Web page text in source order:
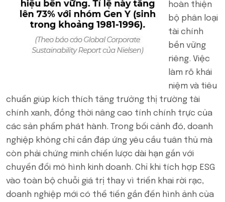
hoàn thiện
bộ phân loại
tài chính
bền vững
riêng. Việc
làm rõ khái
niệm và tiêu
chuẩn giúp kích thích tăng trưởng thị trường tài
chính xanh, đồng thời nâng cao tính chính trực của
các sản phẩm phát hành. Trong bối cảnh đó, doanh
nghiệp không chỉ cần đáp ứng yêu cầu tuân thủ mà
còn phải chứng minh chiến lược dài hạn gắn với
chuyển đổi mô hình kinh doanh. Chỉ khi tích hợp ESG
vào toàn bộ chuỗi giá trị thay vì triển khai rời rạc,
doanh nghiệp mới có thể tiến gần đến hình ảnh của